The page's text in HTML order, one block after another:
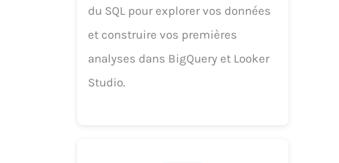
du SQL pour explorer vos données
et construire vos premières
analyses dans BigQuery et Looker
Studio.